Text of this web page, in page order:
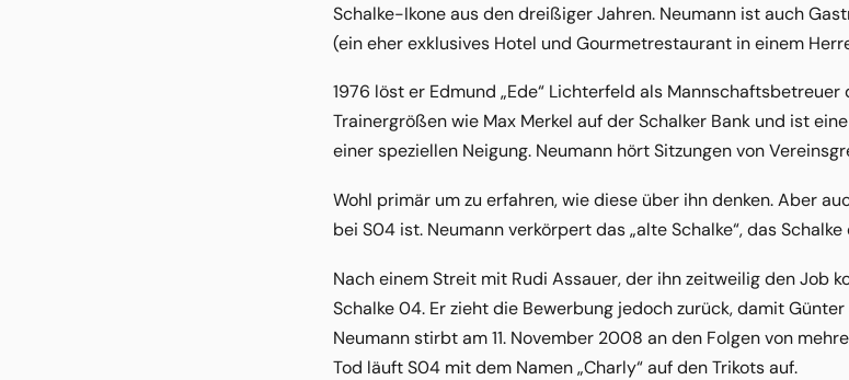
Schalke-Ikone aus den dreißiger Jahren. Neumann ist auch
(ein eher exklusives Hotel und Gourmetrestaurant in einem
1976 löst er Edmund „Ede“ Lichterfeld als
Trainergrößen wie Max Merkel auf der Schalker Bank und ist
einer speziellen Neigung. Neumann hört Sitzungen von
Wohl primär um zu erfahren, wie diese über ihn denken. Aber
bei S04 ist. Neumann verkörpert das „alte Schalke“, das
Nach einem Streit mit Rudi Assauer, der ihn zeitweilig den Job
Schalke 04. Er zieht die Bewerbung jedoch zurück, damit
Neumann stirbt am 11. November 2008 an den Folgen von
Tod läuft S04 mit dem Namen „Charly“ auf den Trikots auf.